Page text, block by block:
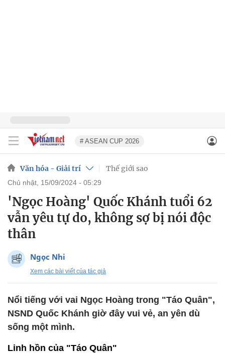
# ASEAN CUP 2026
Văn hóa - Giải trí Thế giới sao
chủ nhật, 15/09/2024 - 05:29
'Ngọc Hoàng' Quốc Khánh tuổi 62
vẫn yêu tự do, không sợ bị nói độc
thân
Ngọc Nhi
Xem các bài viết của tác giả
Nổi tiếng với vai Ngọc Hoàng trong "Táo Quân",
NSND Quốc Khánh giờ đây vui vẻ, an yên dù
sống một mình.
Linh hồn của "Táo Quân"